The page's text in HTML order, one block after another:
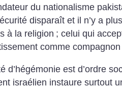
du nationalisme
disparaît et il n’y a
à la religion ; celui qui
comme compagnon
d’hégémonie est d’ordre
israélien instaure surtout